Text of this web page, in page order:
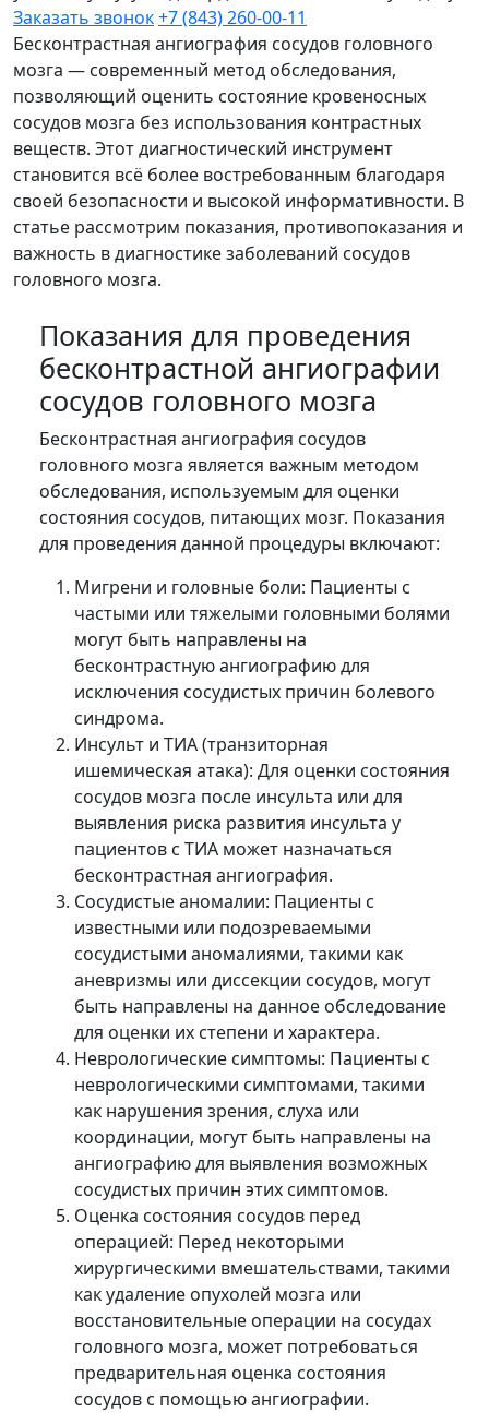
Заказать звонок+7 (843) 260-00-11
Бесконтрастная ангиография сосудов головного
мозга — современный метод обследования,
позволяющий оценить состояние кровеносных
сосудов мозга без использования контрастных
веществ. Этот диагностический инструмент
становится всё более востребованным благодаря
своей безопасности и высокой информативности. В
статье рассмотрим показания, противопоказания и
важность в диагностике заболеваний сосудов
головного мозга.
Показания для проведения
бесконтрастной ангиографии
сосудов головного мозга
Бесконтрастная ангиография сосудов
головного мозга является важным методом
обследования, используемым для оценки
состояния сосудов, питающих мозг. Показания
для проведения данной процедуры включают:
Мигрени и головные боли: Пациенты с
частыми или тяжелыми головными болями
могут быть направлены на
бесконтрастную ангиографию для
исключения сосудистых причин болевого
синдрома.
Инсульт и ТИА (транзиторная
ишемическая атака): Для оценки состояния
сосудов мозга после инсульта или для
выявления риска развития инсульта у
пациентов с ТИА может назначаться
бесконтрастная ангиография.
Сосудистые аномалии: Пациенты с
известными или подозреваемыми
сосудистыми аномалиями, такими как
аневризмы или диссекции сосудов, могут
быть направлены на данное обследование
для оценки их степени и характера.
Неврологические симптомы: Пациенты с
неврологическими симптомами, такими
как нарушения зрения, слуха или
координации, могут быть направлены на
ангиографию для выявления возможных
сосудистых причин этих симптомов.
Оценка состояния сосудов перед
операцией: Перед некоторыми
хирургическими вмешательствами, такими
как удаление опухолей мозга или
восстановительные операции на сосудах
головного мозга, может потребоваться
предварительная оценка состояния
сосудов с помощью ангиографии.